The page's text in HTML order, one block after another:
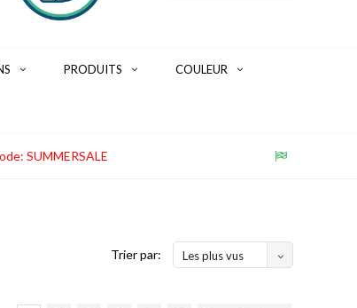
PRODUITS COULEUR
SUMMERSALE
Trier par: Les plus vus